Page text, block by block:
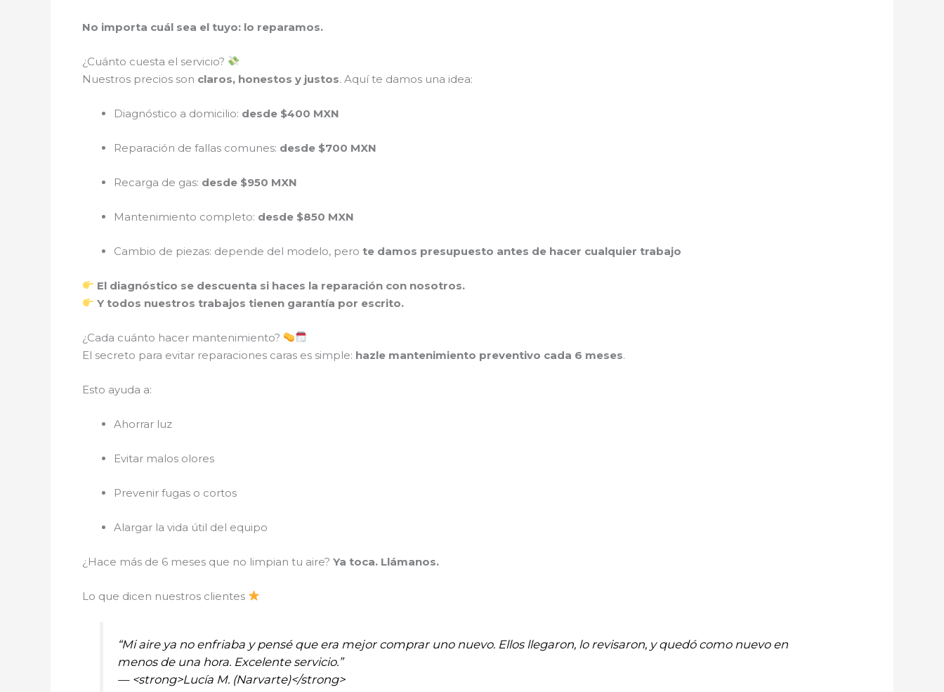
No importa cuál sea el tuyo: lo reparamos.
¿Cuánto cuesta el servicio?
Nuestros precios son claros, honestos y justos. Aquí te damos una idea:
Diagnóstico a domicilio: desde $400 MXN
Reparación de fallas comunes: desde $700 MXN
Recarga de gas: desde $950 MXN
Mantenimiento completo: desde $850 MXN
Cambio de piezas: depende del modelo, pero te damos presupuesto antes de hacer cualquier trabajo
El diagnóstico se descuenta si haces la reparación con nosotros.
Y todos nuestros trabajos tienen garantía por escrito.
¿Cada cuánto hacer mantenimiento?
El secreto para evitar reparaciones caras es simple: hazle mantenimiento preventivo cada 6 meses.
Esto ayuda a:
Ahorrar luz
Evitar malos olores
Prevenir fugas o cortos
Alargar la vida útil del equipo
¿Hace más de 6 meses que no limpian tu aire? Ya toca. Llámanos.
Lo que dicen nuestros clientes
“Mi aire ya no enfriaba y pensé que era mejor comprar uno nuevo. Ellos llegaron, lo revisaron, y quedó como nuevo en
menos de una hora. Excelente servicio.”
— <strong>Lucía M. (Narvarte)</strong>